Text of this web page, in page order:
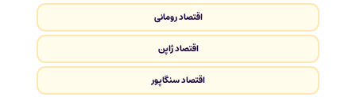
اقتصاد رومانی
اقتصاد ژاپن
اقتصاد سنگاپور